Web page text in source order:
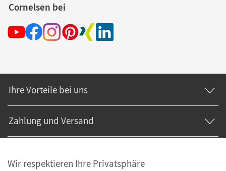
Cornelsen bei
Ihre Vorteile bei uns
Zahlung und Versand
Wir respektieren Ihre Privatsphäre